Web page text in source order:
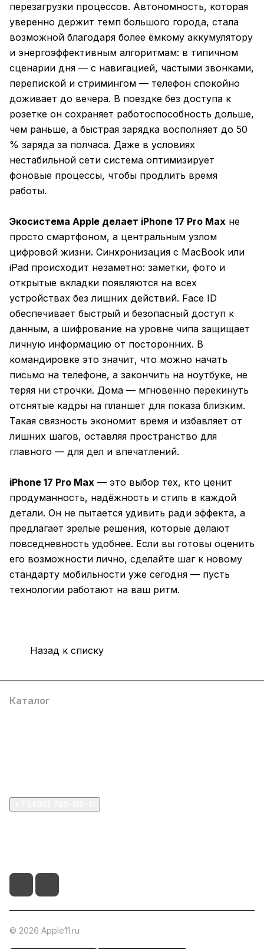
перезагрузки процессов. Автономность, которая
уверенно держит темп большого города, стала
возможной благодаря более ёмкому аккумулятору
и энергоэффективным алгоритмам: в типичном
сценарии дня — с навигацией, частыми звонками,
перепиской и стримингом — телефон спокойно
доживает до вечера. В поездке без доступа к
розетке он сохраняет работоспособность дольше,
чем раньше, а быстрая зарядка восполняет до 50
% заряда за полчаса. Даже в условиях
нестабильной сети система оптимизирует
фоновые процессы, чтобы продлить время
работы.
Экосистема Apple делает iPhone 17 Pro Max не
просто смартфоном, а центральным узлом
цифровой жизни. Синхронизация с MacBook или
iPad происходит незаметно: заметки, фото и
открытые вкладки появляются на всех
устройствах без лишних действий. Face ID
обеспечивает быстрый и безопасный доступ к
данным, а шифрование на уровне чипа защищает
личную информацию от посторонних. В
командировке это значит, что можно начать
письмо на телефоне, а закончить на ноутбуке, не
теряя ни строчки. Дома — мгновенно перекинуть
отснятые кадры на планшет для показа близким.
Такая связность экономит время и избавляет от
лишних шагов, оставляя пространство для
главного — для дел и впечатлений.
iPhone 17 Pro Max — это выбор тех, кто ценит
продуманность, надёжность и стиль в каждой
детали. Он не пытается удивить ради эффекта, а
предлагает зрелые решения, которые делают
повседневность удобнее. Если вы готовы оценить
его возможности лично, сделайте шаг к новому
стандарту мобильности уже сегодня — пусть
технологии работают на ваш ритм.
Назад к списку
Каталог
© 2026 Apple11.ru